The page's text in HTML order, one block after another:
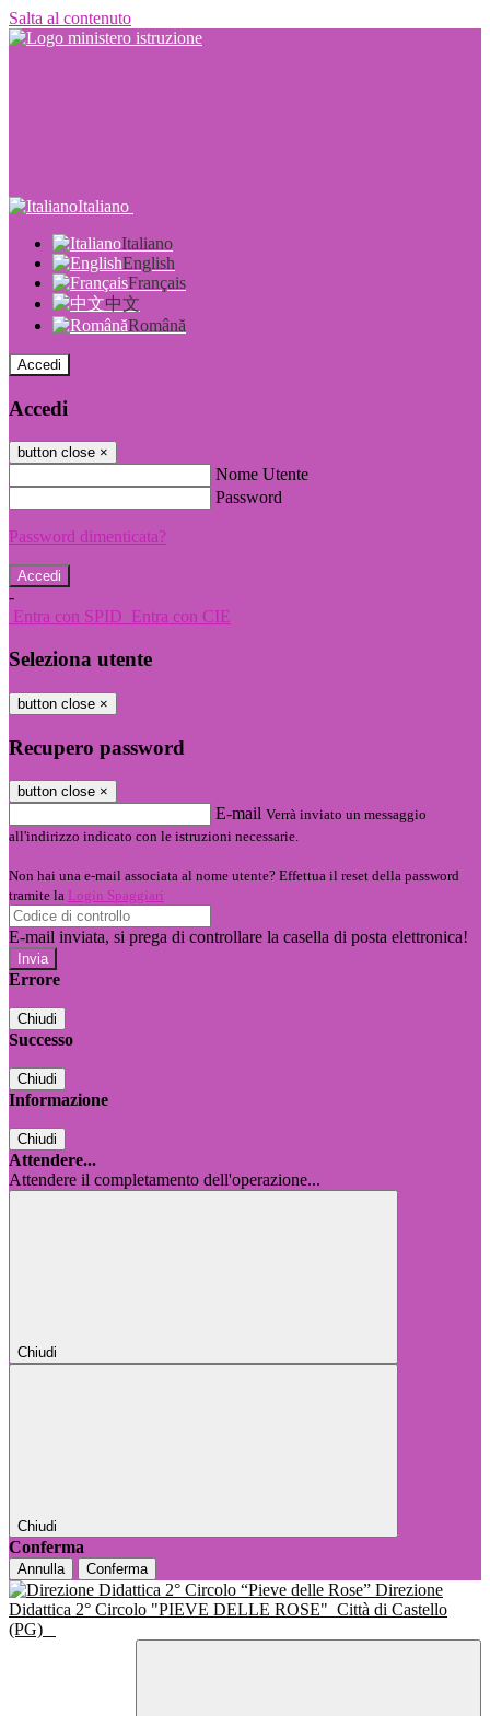
Salta al contenuto
Italiano
Italiano
English
Français
中文
Română
Accedi
Accedi
button close ×
Nome Utente
Password
Password dimenticata?
-
Entra con SPID Entra con CIE
Seleziona utente
button close ×
Recupero password
button close ×
E-mail Verrà inviato un messaggio
all'indirizzo indicato con le istruzioni necessarie.
Non hai una e-mail associata al nome utente? Effettua il reset della password
tramite la Login Spaggiari
E-mail inviata, si prega di controllare la casella di posta elettronica!
Errore
Chiudi
Successo
Chiudi
Informazione
Chiudi
Attendere...
Attendere il completamento dell'operazione...
Chiudi
Chiudi
Conferma
Annulla Conferma
Direzione
Didattica 2° Circolo "PIEVE DELLE ROSE" Città di Castello
(PG)